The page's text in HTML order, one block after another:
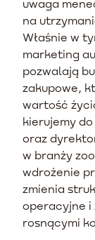
uwaga
na
Właśnie w
marketing
pozwalają
zakupowe,
wartość
kierujemy
oraz
w branży
wdrożenie
zmienia
operacyjne i
rosnącymi